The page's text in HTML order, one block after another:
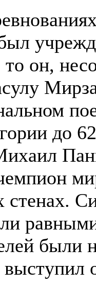
он,
до
стенах.
были